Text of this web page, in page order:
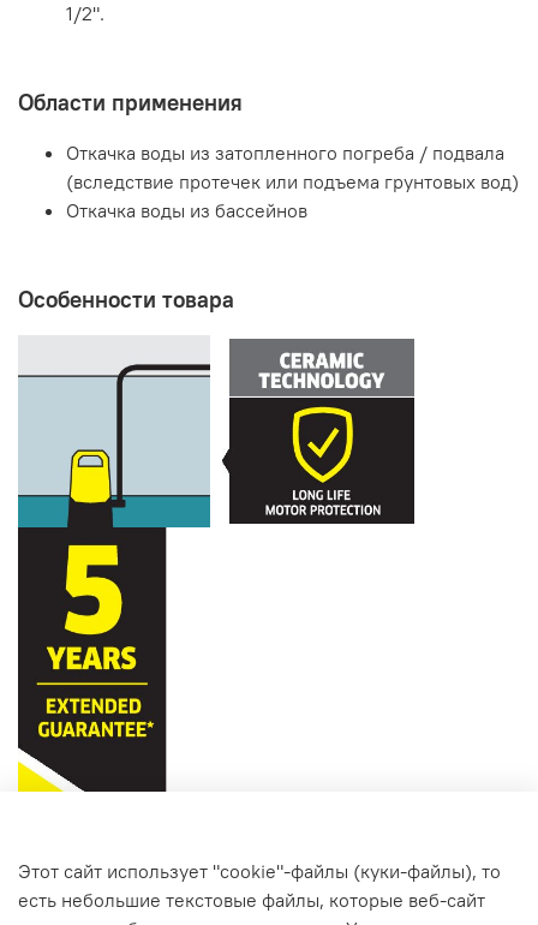
1/2".
Области применения
Откачка воды из затопленного погреба / подвала
(вследствие протечек или подъема грунтовых вод)
Откачка воды из бассейнов
Особенности товара
Этот сайт использует "cookie"-файлы (куки-файлы), то
есть небольшие текстовые файлы, которые веб-сайт